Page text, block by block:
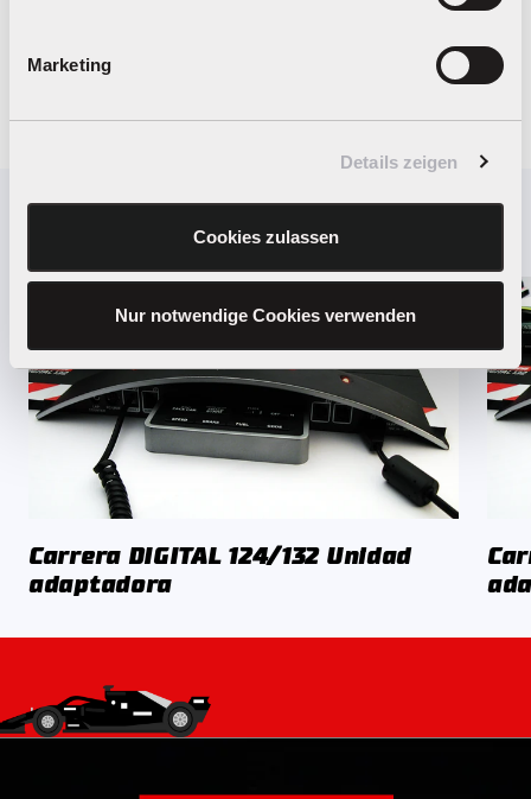
Marketing
Details zeigen
Cookies zulassen
Nur notwendige Cookies verwenden
Carrera DIGITAL 124/132 Unidad
adaptadora